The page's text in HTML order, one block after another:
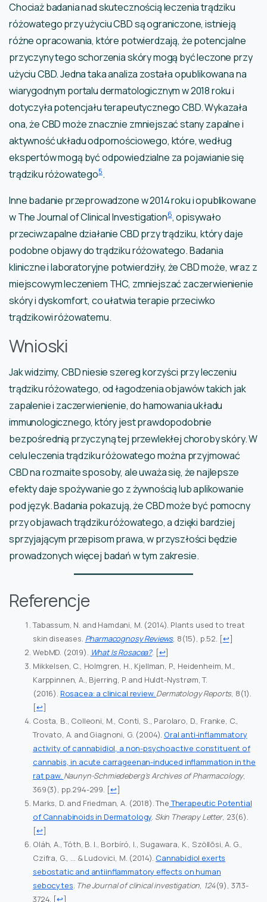
Chociaż badania nad skutecznością leczenia trądziku
różowatego przy użyciu CBD są ograniczone, istnieją
różne opracowania, które potwierdzają, że potencjalne
przyczyny tego schorzenia skóry mogą być leczone przy
użyciu CBD. Jedna taka analiza została opublikowana na
wiarygodnym portalu dermatologicznym w 2018 roku i
dotyczyła potencjału terapeutycznego CBD. Wykazała
ona, że CBD może znacznie zmniejszać stany zapalne i
aktywność układu odpornościowego, które, według
ekspertów mogą być odpowiedzialne za pojawianie się
trądziku różowatego5.
Inne badanie przeprowadzone w 2014 roku i opublikowane
w The Journal of Clinical Investigation6, opisywało
przeciwzapalne działanie CBD przy trądziku, który daje
podobne objawy do trądziku różowatego. Badania
kliniczne i laboratoryjne potwierdziły, że CBD może, wraz z
miejscowym leczeniem THC, zmniejszać zaczerwienienie
skóry i dyskomfort, co ułatwia terapie przeciwko
trądzikowi różowatemu.
Wnioski
Jak widzimy, CBD niesie szereg korzyści przy leczeniu
trądziku różowatego, od łagodzenia objawów takich jak
zapalenie i zaczerwienienie, do hamowania układu
immunologicznego, który jest prawdopodobnie
bezpośrednią przyczyną tej przewlekłej choroby skóry. W
celu leczenia trądziku różowatego można przyjmować
CBD na rozmaite sposoby, ale uważa się, że najlepsze
efekty daje spożywanie go z żywnością lub aplikowanie
pod język. Badania pokazują, że CBD może być pomocny
przy objawach trądziku różowatego, a dzięki bardziej
sprzyjającym przepisom prawa, w przyszłości będzie
prowadzonych więcej badań w tym zakresie.
Referencje
Tabassum, N. and Hamdani, M. (2014). Plants used to treat
skin diseases. Pharmacognosy Reviews, 8(15), p.52. [↩]
WebMD. (2019). What Is Rosacea?. [↩]
Mikkelsen, C., Holmgren, H., Kjellman, P., Heidenheim, M.,
Karppinnen, A., Bjerring, P. and Huldt-Nystrøm, T.
(2016). Rosacea: a clinical review. Dermatology Reports, 8(1).
[↩]
Costa, B., Colleoni, M., Conti, S., Parolaro, D., Franke, C.,
Trovato, A. and Giagnoni, G. (2004). Oral anti-inflammatory
activity of cannabidiol, a non-psychoactive constituent of
cannabis, in acute carrageenan-induced inflammation in the
rat paw. Naunyn-Schmiedeberg’s Archives of Pharmacology,
369(3), pp.294-299. [↩]
Marks, D. and Friedman, A. (2018). TheTherapeutic Potential
of Cannabinoids in Dermatology. Skin Therapy Letter, 23(6).
[↩]
Oláh, A., Tóth, B. I., Borbíró, I., Sugawara, K., Szöllõsi, A. G.,
Czifra, G., … & Ludovici, M. (2014). Cannabidiol exerts
sebostatic and antiinflammatory effects on human
sebocytes. The Journal of clinical investigation, 124(9), 3713-
3724. [↩]